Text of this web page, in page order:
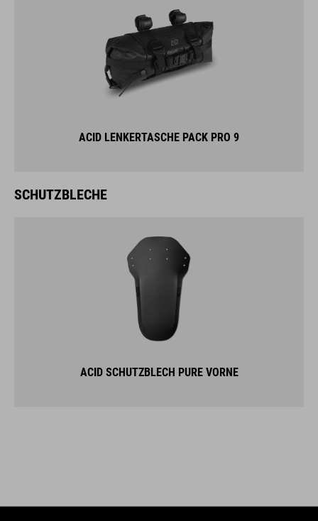
ACID LENKERTASCHE PACK PRO 9
SCHUTZBLECHE
ACID SCHUTZBLECH PURE VORNE